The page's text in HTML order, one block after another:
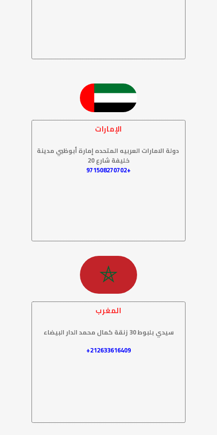
الإمارات
دولة الامارات العربيه المتحده إمارة أبوظبي مدينة
خليفة شارع 20
+971508270702
المغرب
سيدي بلبوط 30 زنقة كمال محمد الدار البيضاء
212633616409+